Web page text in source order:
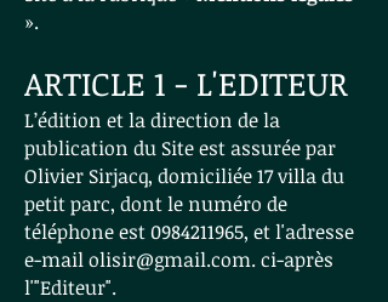
».
ARTICLE 1 - L'EDITEUR
L’édition et la direction de la
publication du Site est assurée par
Olivier Sirjacq, domiciliée 17 villa du
petit parc, dont le numéro de
téléphone est0984211965, et l'adresse
e-mailolisir@gmail.com. ci-après
l'"Editeur".